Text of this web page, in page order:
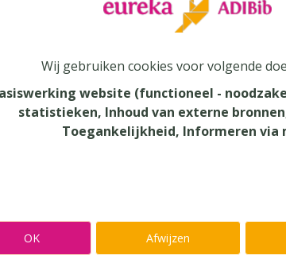
methode bestaat uit onderstaande publicaties:
Curieuzeneuzen 5 Bronnenboek
Wij gebruiken cookies voor volgende
website (functioneel -
statistieken, Inhoud van externe
Toegankelijkheid, Informeren via
OK Afwijzen